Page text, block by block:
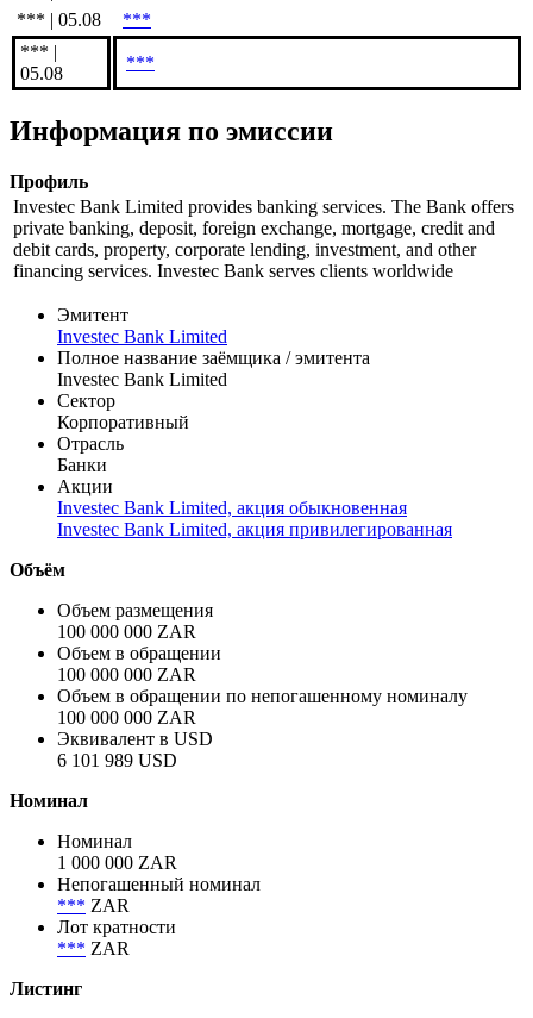
*** | 05.08
***
*** |
05.08
***
Информация по эмиссии
Профиль
Investec Bank Limited provides banking services. The Bank offers
private banking, deposit, foreign exchange, mortgage, credit and
debit cards, property, corporate lending, investment, and other
financing services. Investec Bank serves clients worldwide
Эмитент
Investec Bank Limited
Полное название заёмщика / эмитента
Investec Bank Limited
Сектор
Корпоративный
Отрасль
Банки
Акции
Investec Bank Limited, акция обыкновенная
Investec Bank Limited, акция привилегированная
Объём
Объем размещения
100 000 000 ZAR
Объем в обращении
100 000 000 ZAR
Объем в обращении по непогашенному номиналу
100 000 000 ZAR
Эквивалент в USD
6 101 989 USD
Номинал
Номинал
1 000 000 ZAR
Непогашенный номинал
*** ZAR
Лот кратности
*** ZAR
Листинг